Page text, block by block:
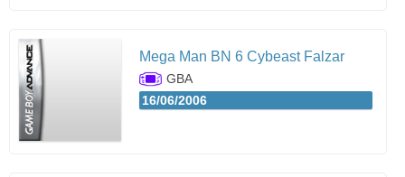
Mega Man BN 6 Cybeast Falzar
GBA
16/06/2006